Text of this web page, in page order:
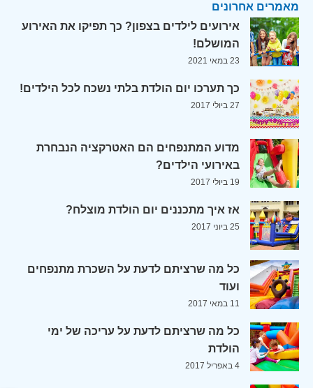
מאמרים אחרונים
אירועים לילדים בצפון? כך תפיקו את האירוע
המושלם!
23 במאי 2021
כך תערכו יום הולדת בלתי נשכח לכל הילדים!
27 ביולי 2017
מדוע המתנפחים הם האטרקציה הנבחרת
באירועי הילדים?
19 ביולי 2017
אז איך מתכננים יום הולדת מוצלח?
25 ביוני 2017
כל מה שרציתם לדעת על השכרת מתנפחים
ועוד
11 במאי 2017
כל מה שרציתם לדעת על עריכה של ימי
הולדת
4 באפריל 2017